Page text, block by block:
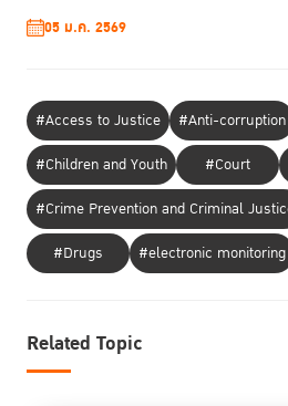
05 ม.ค. 2569
#Access to Justice #Anti-corruption
#Children and Youth
#Court
#Crime Prevention and Criminal
#Drugs
#electronic monitoring
Related Topic